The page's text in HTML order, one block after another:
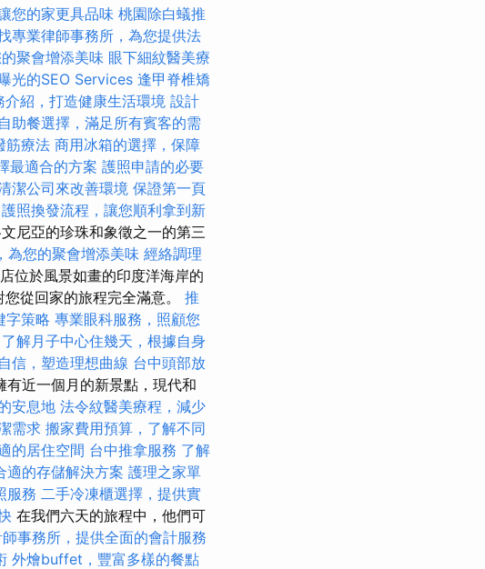
您的家更具品味 桃園除白蟻推
專業律師事務所，為您提供法
聚會增添美味 眼下細紋醫美療
光的SEO Services 逢甲脊椎矯
介紹，打造健康生活環境 設計
助餐選擇，滿足所有賓客的需
筋療法 商用冰箱的選擇，保障
最適合的方案 護照申請的必要
潔公司來改善環境 保證第一頁
護照換發流程，讓您順利拿到新
尼亞的珍珠和象徵之一的第三
為您的聚會增添美味 經絡調理
位於風景如畫的印度洋海岸的
從回家的旅程完全滿意。 推
字策略 專業眼科服務，照顧您
了解月子中心住幾天，根據自身
信，塑造理想曲線 台中頭部放
近一個月的新景點，現代和
安息地 法令紋醫美療程，減少
需求 搬家費用預算，了解不同
的居住空間 台中推拿服務 了解
適的存儲解決方案 護理之家單
服務 二手冷凍櫃選擇，提供實
在我們六天的旅程中，他們可
事務所，提供全面的會計服務
外燴buffet，豐富多樣的餐點